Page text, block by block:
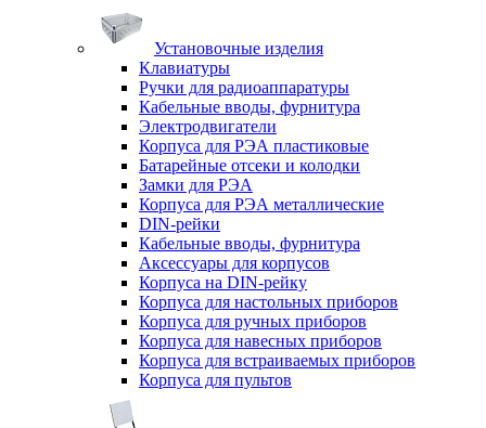
Установочные изделия
Клавиатуры
Ручки для радиоаппаратуры
Кабельные вводы, фурнитура
Электродвигатели
Корпуса для РЭА пластиковые
Батарейные отсеки и колодки
Замки для РЭА
Корпуса для РЭА металлические
DIN-рейки
Кабельные вводы, фурнитура
Аксессуары для корпусов
Корпуса на DIN-рейку
Корпуса для настольных приборов
Корпуса для ручных приборов
Корпуса для навесных приборов
Корпуса для встраиваемых приборов
Корпуса для пультов